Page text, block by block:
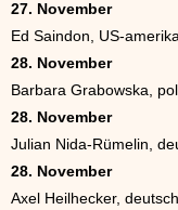
27. November
Ed Saindon, US-
28. November
Barbara Grabowska,
28. November
Julian Nida-Rümelin,
28. November
Axel Heilhecker,